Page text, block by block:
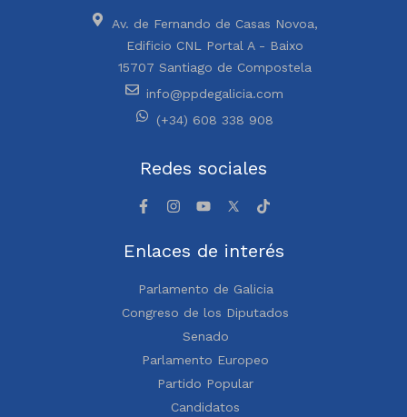
Av. de Fernando de Casas Novoa,
Edificio CNL Portal A - Baixo
15707 Santiago de Compostela
info@ppdegalicia.com
(+34) 608 338 908
Redes sociales
Enlaces de interés
Parlamento de Galicia
Congreso de los Diputados
Senado
Parlamento Europeo
Partido Popular
Candidatos